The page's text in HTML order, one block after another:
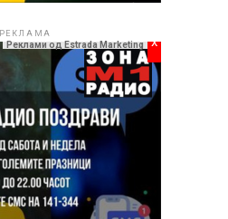
РЕКЛАМА
Реклами од Estrada Marketing x